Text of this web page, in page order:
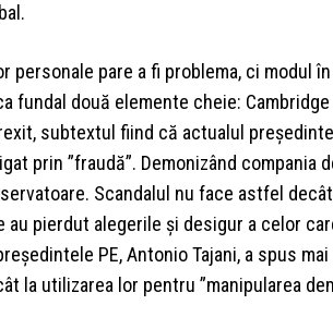
personale pare a fi problema, ci modul
fundal două elemente cheie:
subtextul fiind că actualul
prin ”fraudă”. Demonizând compania
Scandalul nu face astfel
pierdut alegerile și desigur a celor
PE, Antonio Tajani, a spus
la utilizarea lor pentru ”manipularea